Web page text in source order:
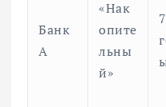
Банк
А
«Нак
опите
льны
й»